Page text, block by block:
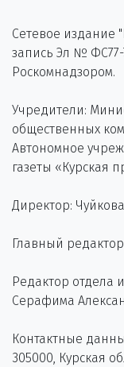
Сетевое издание
запись Эл № ФС77-
Роскомнадзором.
Учредители:
общественных
Автономное
газеты «Курская
Директор:
Главный
Редактор отдела
Серафима
Контактные
305000, Курская